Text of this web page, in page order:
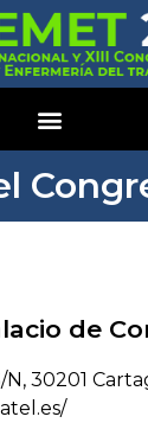
de
N, 30201